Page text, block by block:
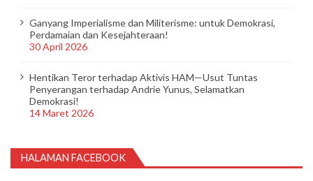
Ganyang Imperialisme dan Militerisme: untuk Demokrasi,
Perdamaian dan Kesejahteraan!
30 April 2026
Hentikan Teror terhadap Aktivis HAM—Usut Tuntas
Penyerangan terhadap Andrie Yunus, Selamatkan
Demokrasi!
14 Maret 2026
HALAMAN FACEBOOK